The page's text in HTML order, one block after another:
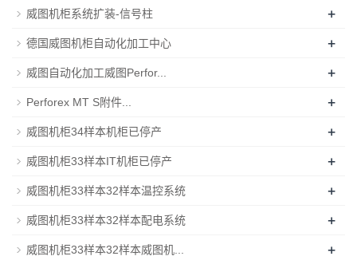
威图机柜系统扩装-信号柱 +
德国威图机柜自动化加工中心 +
威图自动化加工威图Perfor... +
Perforex MT S附件... +
威图机柜34样本机柜已停产 +
威图机柜33样本IT机柜已停产 +
威图机柜33样本32样本温控系统 +
威图机柜33样本32样本配电系统 +
威图机柜33样本32样本威图机... +